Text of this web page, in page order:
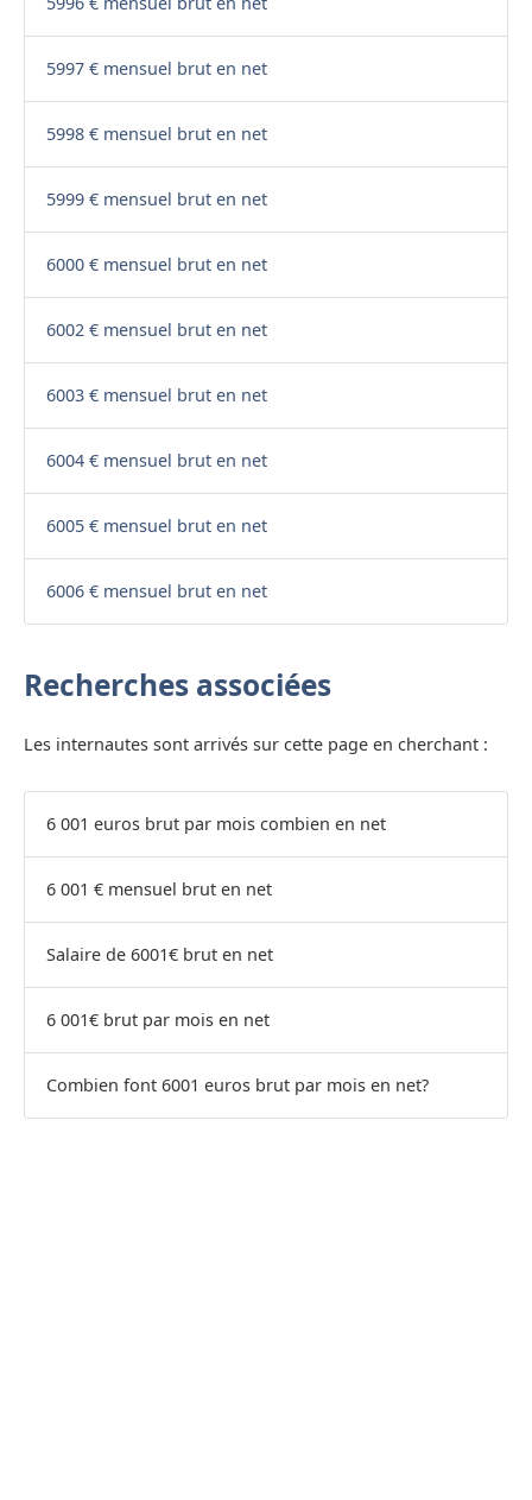
5997 € mensuel brut en net
5998 € mensuel brut en net
5999 € mensuel brut en net
6000 € mensuel brut en net
6002 € mensuel brut en net
6003 € mensuel brut en net
6004 € mensuel brut en net
6005 € mensuel brut en net
6006 € mensuel brut en net
Recherches associées
Les internautes sont arrivés sur cette page en cherchant :
6 001 euros brut par mois combien en net
6 001 € mensuel brut en net
Salaire de 6001€ brut en net
6 001€ brut par mois en net
Combien font 6001 euros brut par mois en net?